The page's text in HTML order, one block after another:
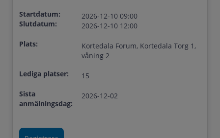
Startdatum:
Slutdatum:
2026-12-10 09:00
2026-12-10 12:00
Plats:
Kortedala Forum, Kortedala Torg 1,
våning 2
Lediga platser:
15
Sista
anmälningsdag:
2026-12-02